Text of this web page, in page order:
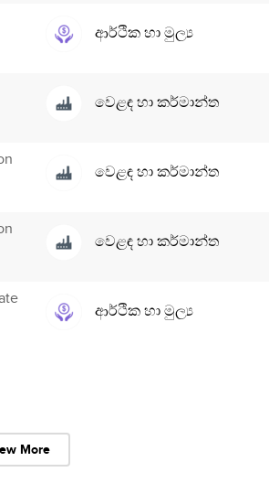
ආර්ථික හා මුල්‍ය
වෙළඳ හා කර්මාන්ත
වෙළඳ හා කර්මාන්ත
වෙළඳ හා කර්මාන්ත
ආර්ථික හා මුල්‍ය
More